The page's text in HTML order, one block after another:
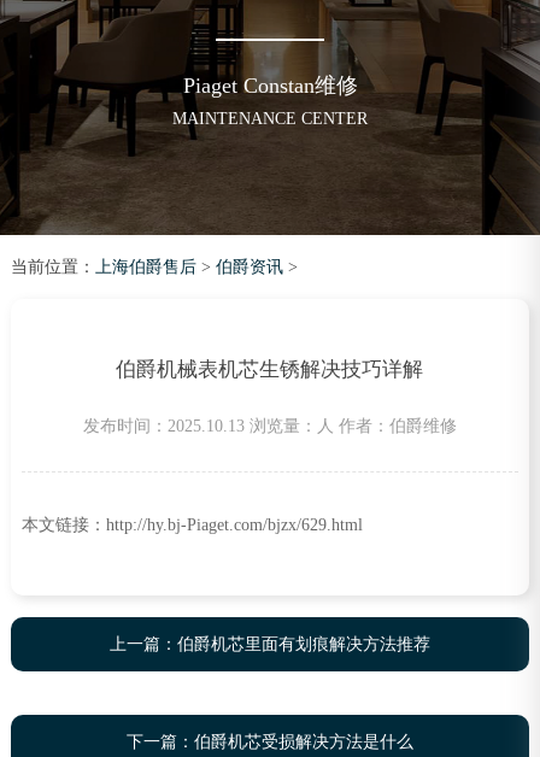
Piaget Constan维修
MAINTENANCE CENTER
当前位置： 上海伯爵售后> 伯爵资讯>
伯爵机械表机芯生锈解决技巧详解
发布时间：2025.10.13 浏览量： 人 作者：伯爵维修
本文链接：http://hy.bj-Piaget.com/bjzx/629.html
上一篇： 伯爵机芯里面有划痕解决方法推荐
下一篇： 伯爵机芯受损解决方法是什么